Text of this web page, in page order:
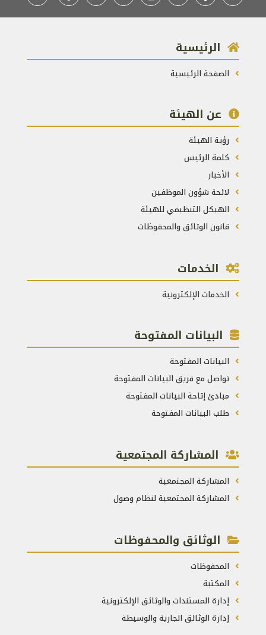
الرئيسية
الصفحة الرئيسية
عن الهيئة
رؤية الهيئة
كلمة الرئيس
الأخبار
لائحة شؤون الموظفين
الهيكل التنظيمي للهيئة
قانون الوثائق والمحفوظات
الخدمات
الخدمات الإلكترونية
البيانات المفتوحة
البيانات المفتوحة
تواصل مع فريق البيانات المفتوحة
مبادئ إتاحة البيانات المفتوحة
طلب البيانات المفتوحة
المشاركة المجتمعية
المشاركة المجتمعية
المشاركة المجتمعية لنظام وصول
الوثائق والمحفوظات
المحفوظات
المكتبة
إدارة المستندات والوثائق الإلكترونية
إدارة الوثائق الجارية والوسيطة